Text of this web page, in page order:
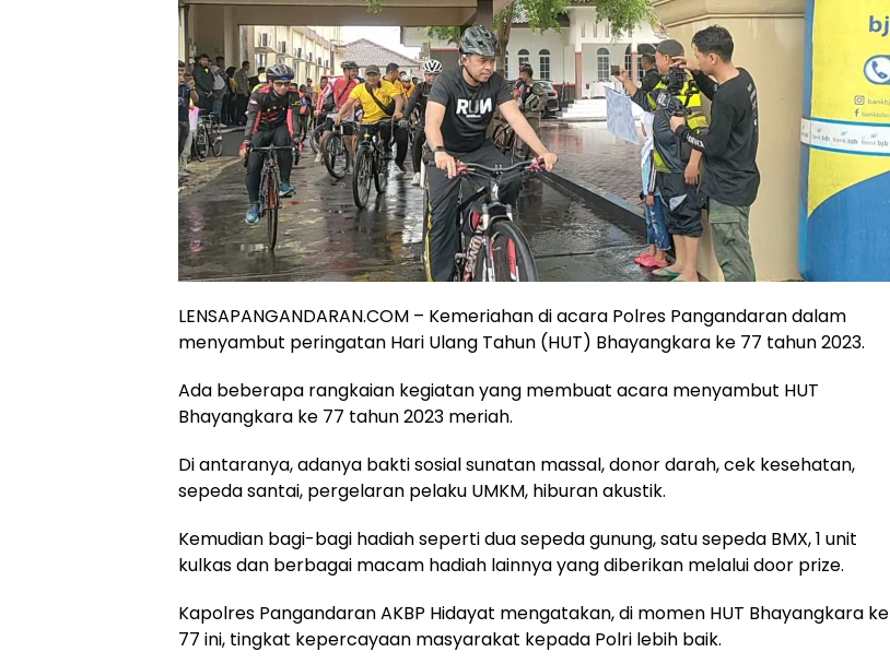
LENSAPANGANDARAN.COM – Kemeriahan di acara Polres Pangandaran dalam
menyambut peringatan Hari Ulang Tahun (HUT) Bhayangkara ke 77 tahun 2023.
Ada beberapa rangkaian kegiatan yang membuat acara menyambut HUT
Bhayangkara ke 77 tahun 2023 meriah.
Di antaranya, adanya bakti sosial sunatan massal, donor darah, cek kesehatan,
sepeda santai, pergelaran pelaku UMKM, hiburan akustik.
Kemudian bagi-bagi hadiah seperti dua sepeda gunung, satu sepeda BMX, 1 unit
kulkas dan berbagai macam hadiah lainnya yang diberikan melalui door prize.
Kapolres Pangandaran AKBP Hidayat mengatakan, di momen HUT Bhayangkara ke
77 ini, tingkat kepercayaan masyarakat kepada Polri lebih baik.